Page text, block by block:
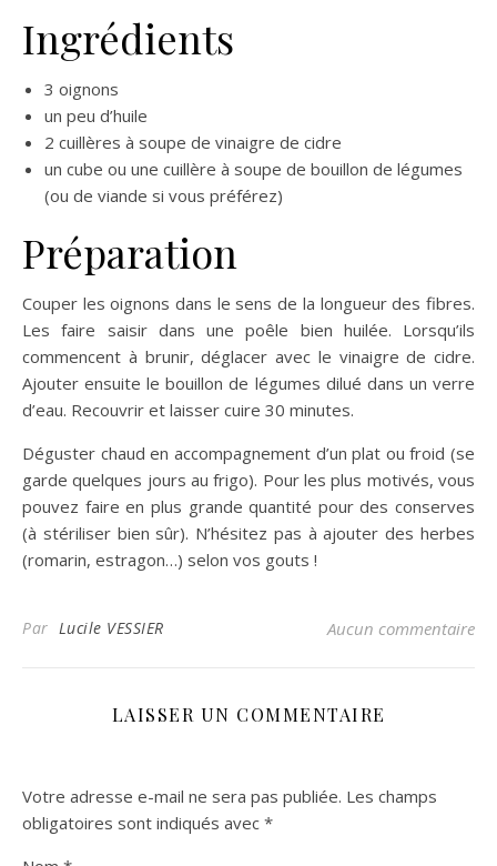
Ingrédients
3 oignons
un peu d’huile
2 cuillères à soupe de vinaigre de cidre
un cube ou une cuillère à soupe de bouillon de légumes
(ou de viande si vous préférez)
Préparation
Couper les oignons dans le sens de la longueur des fibres.
Les faire saisir dans une poêle bien huilée. Lorsqu’ils
commencent à brunir, déglacer avec le vinaigre de cidre.
Ajouter ensuite le bouillon de légumes dilué dans un verre
d’eau. Recouvrir et laisser cuire 30 minutes.
Déguster chaud en accompagnement d’un plat ou froid (se
garde quelques jours au frigo). Pour les plus motivés, vous
pouvez faire en plus grande quantité pour des conserves
(à stériliser bien sûr). N’hésitez pas à ajouter des herbes
(romarin, estragon…) selon vos gouts !
Par Lucile VESSIER Aucun commentaire
LAISSER UN COMMENTAIRE
Votre adresse e-mail ne sera pas publiée. Les champs
obligatoires sont indiqués avec *